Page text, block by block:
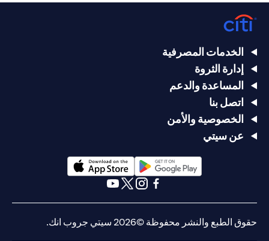
الخدمات المصرفية
إدارة الثروة
المساعدة والدعم
اتصل بنا
الخصوصية والأمن
عن سيتي
(opens in a new tab)
حقوق الطبع والنشر محفوظة ©2026 سيتي جروب انك.